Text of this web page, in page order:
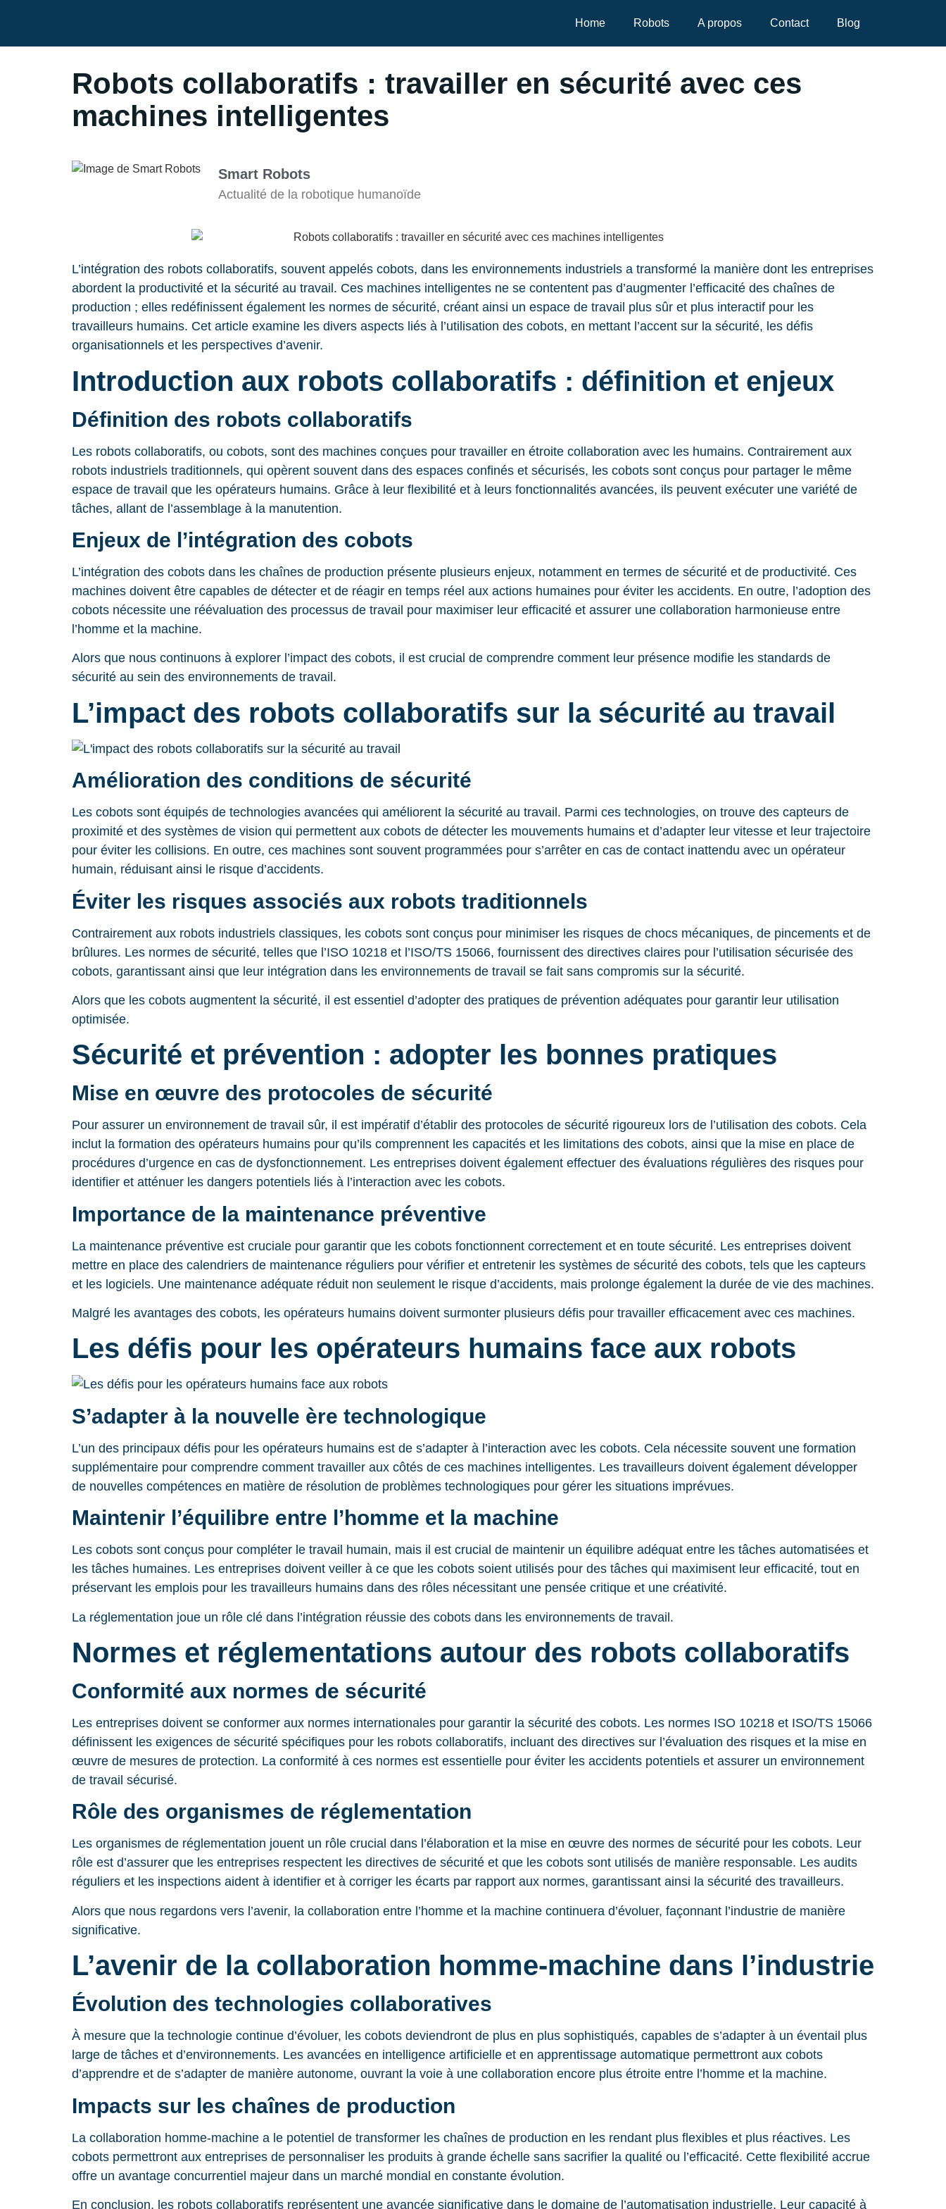
Home Robots A propos Contact Blog
Robots collaboratifs : travailler en sécurité avec ces
machines intelligentes
Smart Robots
Actualité de la robotique humanoïde
L’intégration des robots collaboratifs, souvent appelés cobots, dans les environnements industriels a transformé la manière dont les entreprises
abordent la productivité et la sécurité au travail. Ces machines intelligentes ne se contentent pas d’augmenter l’efficacité des chaînes de
production ; elles redéfinissent également les normes de sécurité, créant ainsi un espace de travail plus sûr et plus interactif pour les
travailleurs humains. Cet article examine les divers aspects liés à l’utilisation des cobots, en mettant l’accent sur la sécurité, les défis
organisationnels et les perspectives d’avenir.
Introduction aux robots collaboratifs : définition et enjeux
Définition des robots collaboratifs
Les robots collaboratifs, ou cobots, sont des machines conçues pour travailler en étroite collaboration avec les humains. Contrairement aux
robots industriels traditionnels, qui opèrent souvent dans des espaces confinés et sécurisés, les cobots sont conçus pour partager le même
espace de travail que les opérateurs humains. Grâce à leur flexibilité et à leurs fonctionnalités avancées, ils peuvent exécuter une variété de
tâches, allant de l’assemblage à la manutention.
Enjeux de l’intégration des cobots
L’intégration des cobots dans les chaînes de production présente plusieurs enjeux, notamment en termes de sécurité et de productivité. Ces
machines doivent être capables de détecter et de réagir en temps réel aux actions humaines pour éviter les accidents. En outre, l’adoption des
cobots nécessite une réévaluation des processus de travail pour maximiser leur efficacité et assurer une collaboration harmonieuse entre
l’homme et la machine.
Alors que nous continuons à explorer l’impact des cobots, il est crucial de comprendre comment leur présence modifie les standards de
sécurité au sein des environnements de travail.
L’impact des robots collaboratifs sur la sécurité au travail
Amélioration des conditions de sécurité
Les cobots sont équipés de technologies avancées qui améliorent la sécurité au travail. Parmi ces technologies, on trouve des capteurs de
proximité et des systèmes de vision qui permettent aux cobots de détecter les mouvements humains et d’adapter leur vitesse et leur trajectoire
pour éviter les collisions. En outre, ces machines sont souvent programmées pour s’arrêter en cas de contact inattendu avec un opérateur
humain, réduisant ainsi le risque d’accidents.
Éviter les risques associés aux robots traditionnels
Contrairement aux robots industriels classiques, les cobots sont conçus pour minimiser les risques de chocs mécaniques, de pincements et de
brûlures. Les normes de sécurité, telles que l’ISO 10218 et l’ISO/TS 15066, fournissent des directives claires pour l’utilisation sécurisée des
cobots, garantissant ainsi que leur intégration dans les environnements de travail se fait sans compromis sur la sécurité.
Alors que les cobots augmentent la sécurité, il est essentiel d’adopter des pratiques de prévention adéquates pour garantir leur utilisation
optimisée.
Sécurité et prévention : adopter les bonnes pratiques
Mise en œuvre des protocoles de sécurité
Pour assurer un environnement de travail sûr, il est impératif d’établir des protocoles de sécurité rigoureux lors de l’utilisation des cobots. Cela
inclut la formation des opérateurs humains pour qu’ils comprennent les capacités et les limitations des cobots, ainsi que la mise en place de
procédures d’urgence en cas de dysfonctionnement. Les entreprises doivent également effectuer des évaluations régulières des risques pour
identifier et atténuer les dangers potentiels liés à l’interaction avec les cobots.
Importance de la maintenance préventive
La maintenance préventive est cruciale pour garantir que les cobots fonctionnent correctement et en toute sécurité. Les entreprises doivent
mettre en place des calendriers de maintenance réguliers pour vérifier et entretenir les systèmes de sécurité des cobots, tels que les capteurs
et les logiciels. Une maintenance adéquate réduit non seulement le risque d’accidents, mais prolonge également la durée de vie des machines.
Malgré les avantages des cobots, les opérateurs humains doivent surmonter plusieurs défis pour travailler efficacement avec ces machines.
Les défis pour les opérateurs humains face aux robots
S’adapter à la nouvelle ère technologique
L’un des principaux défis pour les opérateurs humains est de s’adapter à l’interaction avec les cobots. Cela nécessite souvent une formation
supplémentaire pour comprendre comment travailler aux côtés de ces machines intelligentes. Les travailleurs doivent également développer
de nouvelles compétences en matière de résolution de problèmes technologiques pour gérer les situations imprévues.
Maintenir l’équilibre entre l’homme et la machine
Les cobots sont conçus pour compléter le travail humain, mais il est crucial de maintenir un équilibre adéquat entre les tâches automatisées et
les tâches humaines. Les entreprises doivent veiller à ce que les cobots soient utilisés pour des tâches qui maximisent leur efficacité, tout en
préservant les emplois pour les travailleurs humains dans des rôles nécessitant une pensée critique et une créativité.
La réglementation joue un rôle clé dans l’intégration réussie des cobots dans les environnements de travail.
Normes et réglementations autour des robots collaboratifs
Conformité aux normes de sécurité
Les entreprises doivent se conformer aux normes internationales pour garantir la sécurité des cobots. Les normes ISO 10218 et ISO/TS 15066
définissent les exigences de sécurité spécifiques pour les robots collaboratifs, incluant des directives sur l’évaluation des risques et la mise en
œuvre de mesures de protection. La conformité à ces normes est essentielle pour éviter les accidents potentiels et assurer un environnement
de travail sécurisé.
Rôle des organismes de réglementation
Les organismes de réglementation jouent un rôle crucial dans l’élaboration et la mise en œuvre des normes de sécurité pour les cobots. Leur
rôle est d’assurer que les entreprises respectent les directives de sécurité et que les cobots sont utilisés de manière responsable. Les audits
réguliers et les inspections aident à identifier et à corriger les écarts par rapport aux normes, garantissant ainsi la sécurité des travailleurs.
Alors que nous regardons vers l’avenir, la collaboration entre l’homme et la machine continuera d’évoluer, façonnant l’industrie de manière
significative.
L’avenir de la collaboration homme-machine dans l’industrie
Évolution des technologies collaboratives
À mesure que la technologie continue d’évoluer, les cobots deviendront de plus en plus sophistiqués, capables de s’adapter à un éventail plus
large de tâches et d’environnements. Les avancées en intelligence artificielle et en apprentissage automatique permettront aux cobots
d’apprendre et de s’adapter de manière autonome, ouvrant la voie à une collaboration encore plus étroite entre l’homme et la machine.
Impacts sur les chaînes de production
La collaboration homme-machine a le potentiel de transformer les chaînes de production en les rendant plus flexibles et plus réactives. Les
cobots permettront aux entreprises de personnaliser les produits à grande échelle sans sacrifier la qualité ou l’efficacité. Cette flexibilité accrue
offre un avantage concurrentiel majeur dans un marché mondial en constante évolution.
En conclusion, les robots collaboratifs représentent une avancée significative dans le domaine de l’automatisation industrielle. Leur capacité à